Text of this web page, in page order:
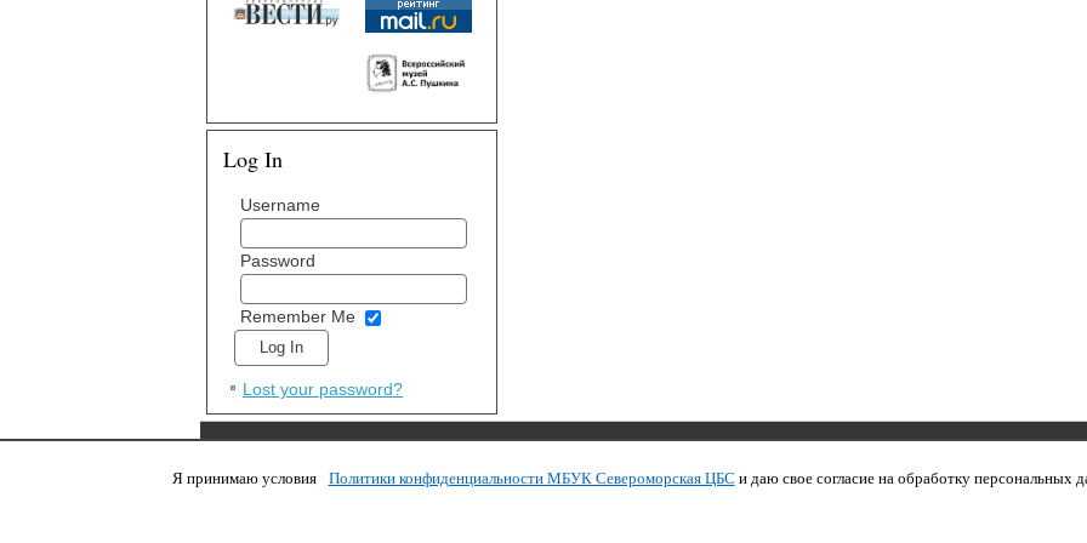
Log In
Username
Password
Remember Me
Lost your password?
Copyright © 2011 МБУК СЦБС
Я принимаю условия
Политики конфиденциальности МБУК Североморская ЦБС и даю свое согласие на обработку персональных